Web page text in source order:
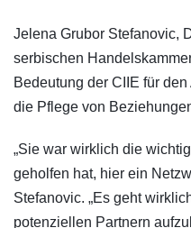
Jelena Grubor Stefanovic,
serbischen
Bedeutung der CIIE für
die Pflege von
„Sie war wirklich die
geholfen hat, hier ein
Stefanovic. „Es geht
potenziellen Partnern